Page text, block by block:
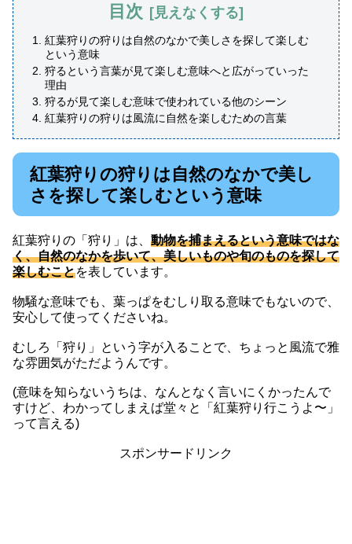
目次
紅葉狩りの狩りは自然のなかで美しさを探して楽しむ
という意味
狩るという言葉が見て楽しむ意味へと広がっていった
理由
狩るが見て楽しむ意味で使われている他のシーン
紅葉狩りの狩りは風流に自然を楽しむための言葉
紅葉狩りの狩りは自然のなかで美し
さを探して楽しむという意味
紅葉狩りの「狩り」は、 動物を捕まえるという意味ではな
く、自然のなかを歩いて、美しいものや旬のものを探して
楽しむことを表しています。
物騒な意味でも、葉っぱをむしり取る意味でもないので、
安心して使ってくださいね。
むしろ「狩り」という字が入ることで、ちょっと風流で雅
な雰囲気がただようんです。
(意味を知らないうちは、なんとなく言いにくかったんで
すけど、わかってしまえば堂々と「紅葉狩り行こうよ〜」
って言える)
スポンサードリンク